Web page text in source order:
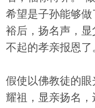
希望是子孙能够
裕后，扬名声，
不起的孝亲报恩了
假使以佛教徒的
耀祖，显亲扬名